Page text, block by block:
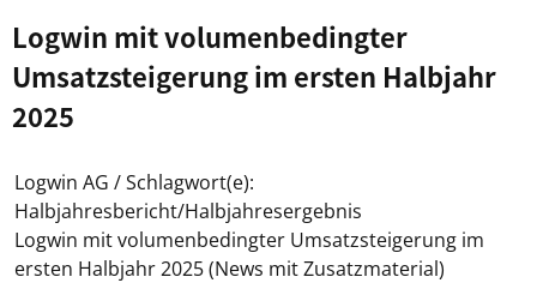
Logwin mit volumenbedingter
Umsatzsteigerung im ersten Halbjahr
2025
Logwin AG / Schlagwort(e):
Halbjahresbericht/Halbjahresergebnis
Logwin mit volumenbedingter Umsatzsteigerung im
ersten Halbjahr 2025 (News mit Zusatzmaterial)